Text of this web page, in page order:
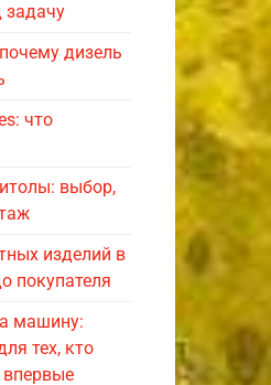
задачу
дизель
что
выбор,
изделий в
покупателя
машину:
тех, кто
впервые